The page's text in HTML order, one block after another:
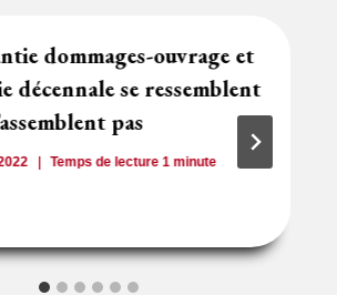
dommages-ouvrage et
décennale se ressemblent
pas
Temps de lecture 1minute